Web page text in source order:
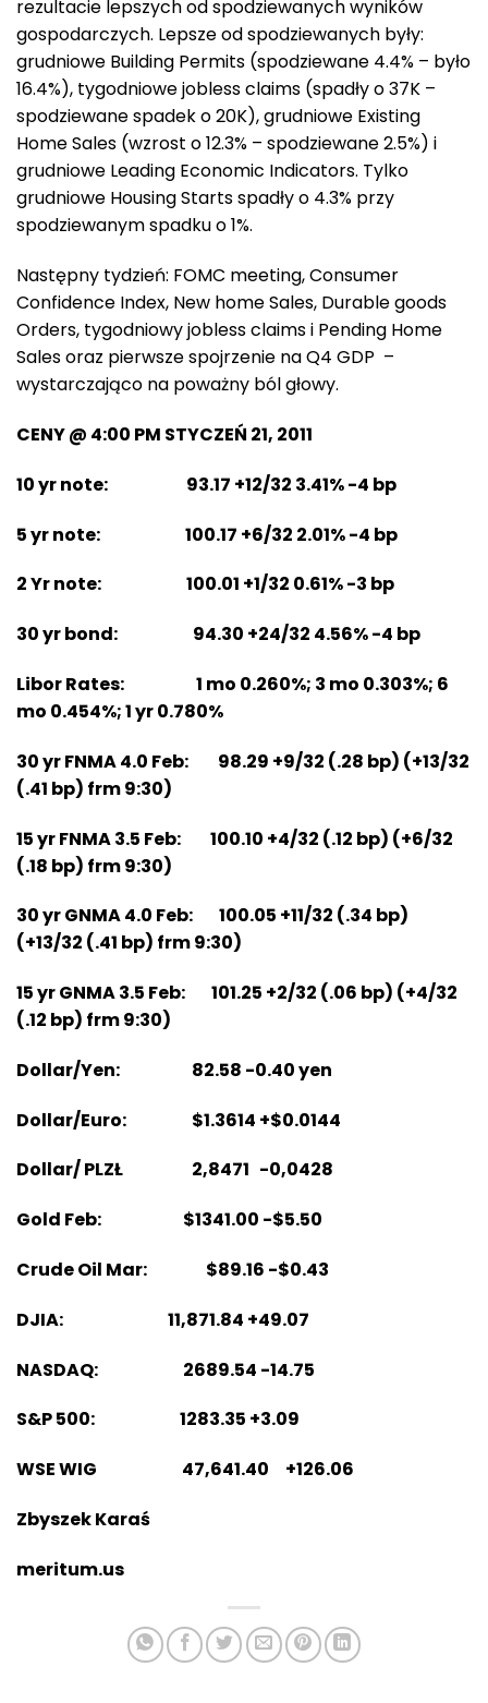
rezultacie lepszych od spodziewanych wyników
gospodarczych. Lepsze od spodziewanych były:
grudniowe Building Permits (spodziewane 4.4% – było
16.4%), tygodniowe jobless claims (spadły o 37K –
spodziewane spadek o 20K), grudniowe Existing
Home Sales (wzrost o 12.3% – spodziewane 2.5%) i
grudniowe Leading Economic Indicators. Tylko
grudniowe Housing Starts spadły o 4.3% przy
spodziewanym spadku o 1%.
Następny tydzień: FOMC meeting, Consumer
Confidence Index, New home Sales, Durable goods
Orders, tygodniowy jobless claims i Pending Home
Sales oraz pierwsze spojrzenie na Q4 GDP –
wystarczająco na poważny ból głowy.
CENY @ 4:00 PM STYCZEŃ 21, 2011
10 yr note: 93.17 +12/32 3.41% -4 bp
5 yr note: 100.17 +6/32 2.01% -4 bp
2 Yr note: 100.01 +1/32 0.61% -3 bp
30 yr bond: 94.30 +24/32 4.56% -4 bp
Libor Rates: 1 mo 0.260%; 3 mo 0.303%; 6
mo 0.454%; 1 yr 0.780%
30 yr FNMA 4.0 Feb: 98.29 +9/32 (.28 bp) (+13/32
(.41 bp) frm 9:30)
15 yr FNMA 3.5 Feb: 100.10 +4/32 (.12 bp) (+6/32
(.18 bp) frm 9:30)
30 yr GNMA 4.0 Feb: 100.05 +11/32 (.34 bp)
(+13/32 (.41 bp) frm 9:30)
15 yr GNMA 3.5 Feb: 101.25 +2/32 (.06 bp) (+4/32
(.12 bp) frm 9:30)
Dollar/Yen: 82.58 -0.40 yen
Dollar/Euro: $1.3614 +$0.0144
Dollar/ PLZŁ 2,8471 -0,0428
Gold Feb: $1341.00 -$5.50
Crude Oil Mar: $89.16 -$0.43
DJIA: 11,871.84 +49.07
NASDAQ: 2689.54 -14.75
S&P 500: 1283.35 +3.09
WSE WIG 47,641.40 +126.06
Zbyszek Karaś
meritum.us